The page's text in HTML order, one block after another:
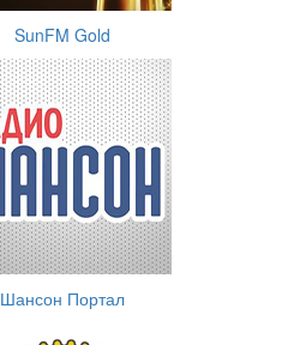
SunFM Gold
Шансон Портал